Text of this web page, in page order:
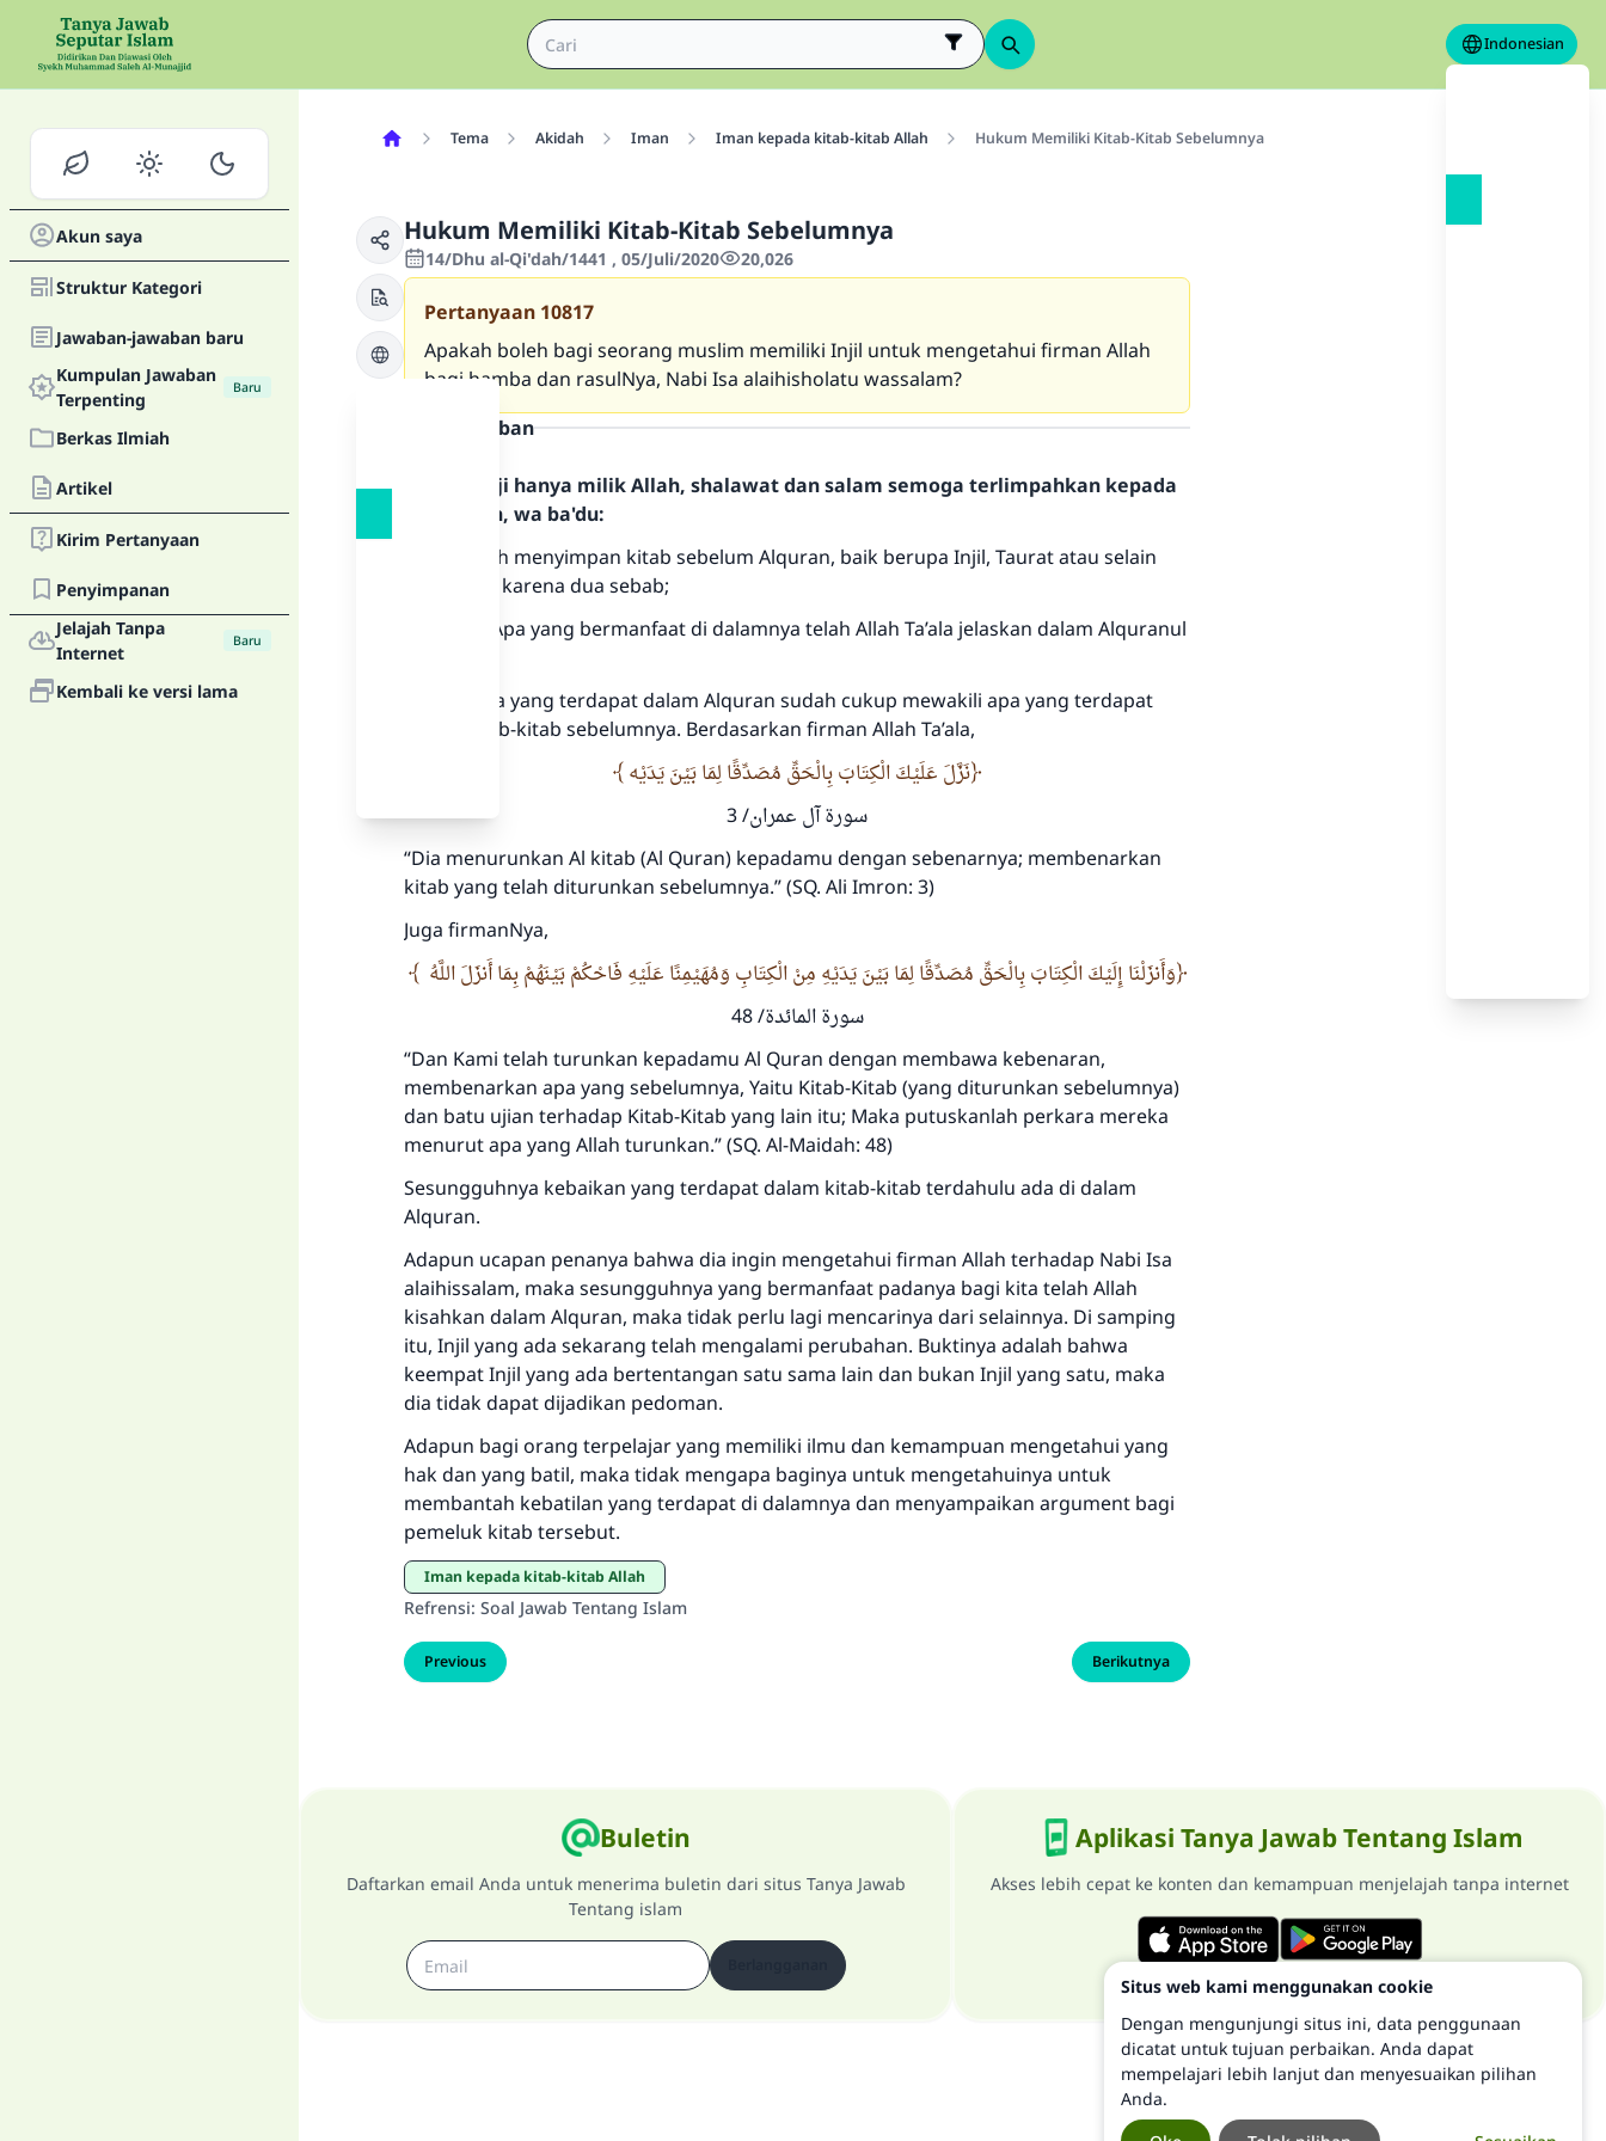
Indonesian
Akun saya
Struktur Kategori
Jawaban-jawaban baru
Kumpulan Jawaban
Terpenting
Baru
Berkas Ilmiah
Artikel
Kirim Pertanyaan
Penyimpanan
Jelajah Tanpa
Internet
Baru
Kembali ke versi lama
Tema Akidah Iman Iman kepada kitab-kitab Allah Hukum Memiliki Kitab-Kitab Sebelumnya
Hukum Memiliki Kitab-Kitab Sebelumnya
14/Dhu al-Qi'dah/1441 , 05/Juli/2020 20,026
Pertanyaan 10817
Apakah boleh bagi seorang muslim memiliki Injil untuk mengetahui firman Allah
bagi hamba dan rasulNya, Nabi Isa alaihisholatu wassalam?
Teks Jawaban
Segala puji hanya milik Allah, shalawat dan salam semoga terlimpahkan kepada
Rasulullah, wa ba'du:
Tidak boleh menyimpan kitab sebelum Alquran, baik berupa Injil, Taurat atau selain
keduanya, karena dua sebab;
Pertama: Apa yang bermanfaat di dalamnya telah Allah Ta’ala jelaskan dalam Alquranul
Kedua: Apa yang terdapat dalam Alquran sudah cukup mewakili apa yang terdapat
dalam kitab-kitab sebelumnya. Berdasarkan firman Allah Ta’ala,
نَزَّلَ عَلَيْكَ الْكِتَابَ بِالْحَقِّ مُصَدِّقًا لِمَا بَيْنَ يَدَيْه
سورة آل عمران/ 3
“Dia menurunkan Al kitab (Al Quran) kepadamu dengan sebenarnya; membenarkan
kitab yang telah diturunkan sebelumnya.” (SQ. Ali Imron: 3)
Juga firmanNya,
وَأَنزَلْنَا إِلَيْكَ الْكِتَابَ بِالْحَقِّ مُصَدِّقًا لِمَا بَيْنَ يَدَيْهِ مِنْ الْكِتَابِ وَمُهَيْمِنًا عَلَيْهِ فَاحْكُمْ بَيْنَهُمْ بِمَا أَنزَلَ اللَّهُ
سورة المائدة/ 48
“Dan Kami telah turunkan kepadamu Al Quran dengan membawa kebenaran,
membenarkan apa yang sebelumnya, Yaitu Kitab-Kitab (yang diturunkan sebelumnya)
dan batu ujian terhadap Kitab-Kitab yang lain itu; Maka putuskanlah perkara mereka
menurut apa yang Allah turunkan.” (SQ. Al-Maidah: 48)
Sesungguhnya kebaikan yang terdapat dalam kitab-kitab terdahulu ada di dalam
Alquran.
Adapun ucapan penanya bahwa dia ingin mengetahui firman Allah terhadap Nabi Isa
alaihissalam, maka sesungguhnya yang bermanfaat padanya bagi kita telah Allah
kisahkan dalam Alquran, maka tidak perlu lagi mencarinya dari selainnya. Di samping
itu, Injil yang ada sekarang telah mengalami perubahan. Buktinya adalah bahwa
keempat Injil yang ada bertentangan satu sama lain dan bukan Injil yang satu, maka
dia tidak dapat dijadikan pedoman.
Adapun bagi orang terpelajar yang memiliki ilmu dan kemampuan mengetahui yang
hak dan yang batil, maka tidak mengapa baginya untuk mengetahuinya untuk
membantah kebatilan yang terdapat di dalamnya dan menyampaikan argument bagi
pemeluk kitab tersebut.
Iman kepada kitab-kitab Allah
Refrensi: Soal Jawab Tentang Islam
Previous Berikutnya
Buletin
Daftarkan email Anda untuk menerima buletin dari situs Tanya Jawab
Tentang islam
Aplikasi Tanya Jawab Tentang Islam
Akses lebih cepat ke konten dan kemampuan menjelajah tanpa internet
pernikahan.
Bantu kami dalam memberikan jawaban untuk umat
Rasulullah ﷺ bersabda
"Siapa yang menunjukkan suatu kebaikan, meka dia akan
mendapatkan pahala yang sama dengan orang yang
melakukannya"
MUSLIM, 1893
Saham
Situs web kami menggunakan cookie
Dengan mengunjungi situs ini, data penggunaan
dicatat untuk tujuan perbaikan. Anda dapat
mempelajari lebih lanjut dan menyesuaikan pilihan
Anda.